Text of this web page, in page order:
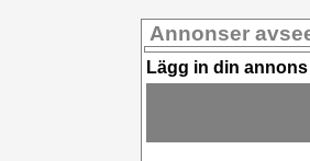
Annonser
Lägg in din